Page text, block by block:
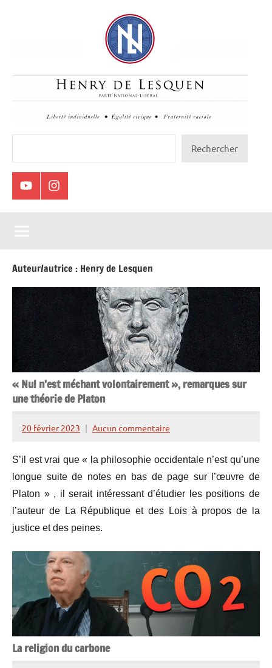
Henry
de
Lesquen
Rechercher
YoutubeInstagram
Auteur/autrice : Henry de Lesquen
« Nul n’est méchant volontairement », remarques sur
une théorie de Platon
20 février 2023
Henry
Lesquen
Aucun commentaire
S’il est vrai que « la philosophie occidentale n’est qu’une
longue suite de notes en bas de page sur l’œuvre de
Platon » , il serait intéressant d’étudier les positions de
l’auteur de La République et des Lois à propos de la
justice et des peines.
La religion du carbone